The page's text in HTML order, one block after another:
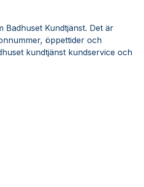
Badhuset Kundtjänst. Det är
öppettider och
kundtjänst kundservice och